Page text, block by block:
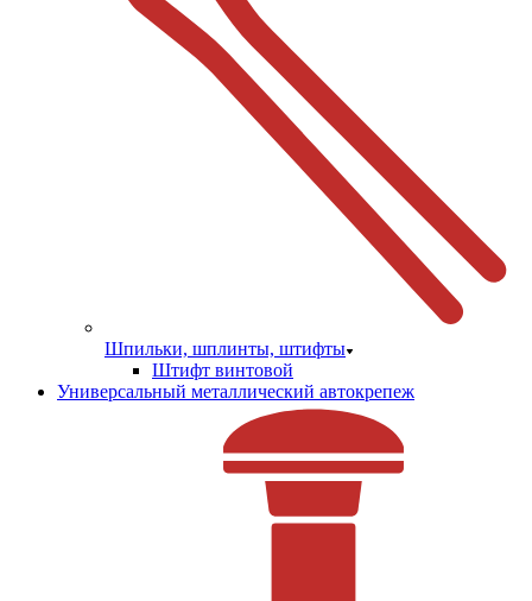
Шпильки, шплинты, штифты
Штифт винтовой
Универсальный металлический автокрепеж